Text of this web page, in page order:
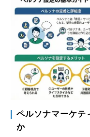
ペルソナマーケテ
か